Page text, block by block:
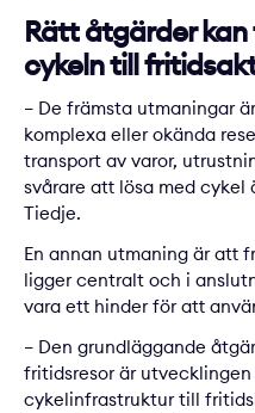
Rätt åtgärder
cykeln till
– De främsta utmaningar
komplexa eller okända
transport av varor,
svårare att lösa med cykel
Tiedje.
En annan utmaning är att
ligger centralt och i
vara ett hinder för att
– Den grundläggande
fritidsresor är
cykelinfrastruktur till